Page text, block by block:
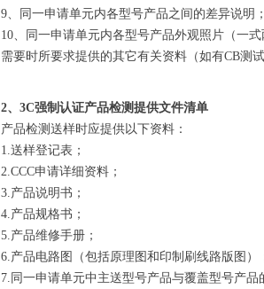
9、同一申请单元内各型号产品之间的差异说明；
10、同一申请单元内各型号产品外观照片（一式
需要时所要求提供的其它有关资料（如有CB测
2、3C强制认证产品检测提供文件清单
产品检测送样时应提供以下资料：
1.送样登记表；
2.CCC申请详细资料；
3.产品说明书；
4.产品规格书；
5.产品维修手册；
6.产品电路图（包括原理图和印制刷线路版图）
7.同一申请单元中主送型号产品与覆盖型号产品